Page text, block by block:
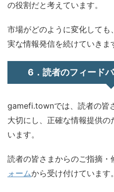
の役割だと考えています。
市場がどのように変化して
実な情報発信を続けていきま
6．読者のフィード
gamefi.townでは、読者の皆
大切にし、正確な情報提供
います。
読者の皆さまからのご指摘・
ォームから受け付けています。